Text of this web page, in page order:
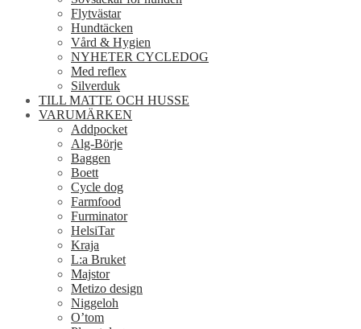
Flytvästar
Hundtäcken
Vård & Hygien
NYHETER CYCLEDOG
Med reflex
Silverduk
TILL MATTE OCH HUSSE
VARUMÄRKEN
Addpocket
Alg-Börje
Baggen
Boett
Cycle dog
Farmfood
Furminator
HelsiTar
Kraja
L:a Bruket
Majstor
Metizo design
Niggeloh
O’tom